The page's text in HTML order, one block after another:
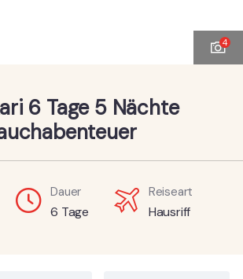
4
6 Tage 5 Nächte
Dauer
6 Tage
Reiseart
Hausriff